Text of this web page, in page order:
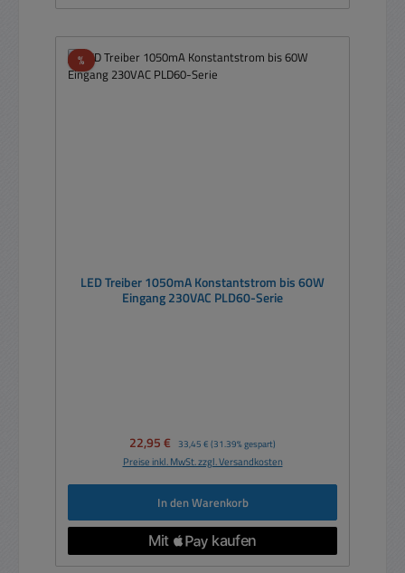
%Rabatt
LED Treiber 1050mA Konstantstrom bis 60W
Eingang 230VAC PLD60-Serie
Verkaufspreis:
22,95 € Regulärer Preis:
33,45 € (31.39% gespart)
Preise inkl. MwSt. zzgl. Versandkosten
In den Warenkorb